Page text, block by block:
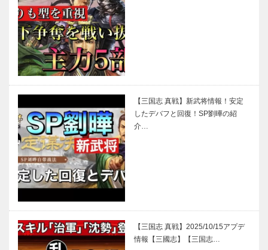
【三国志 真戦】新武将情報！安定
したデバフと回復！SP劉曄の紹
介…
【三国志 真戦】2025/10/15アプデ
情報【三國志】【三国志…